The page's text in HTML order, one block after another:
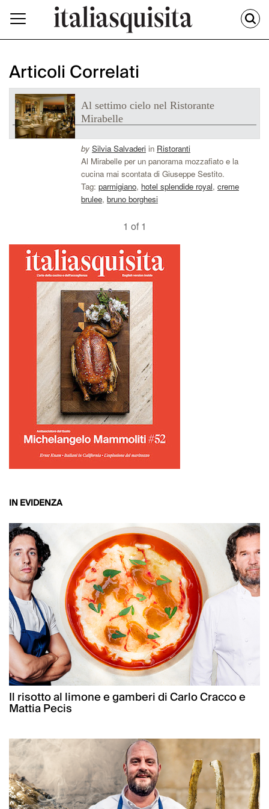
Articoli Correlati
Al settimo cielo nel Ristorante
Mirabelle
by Silvia Salvaderi in Ristoranti
Al Mirabelle per un panorama mozzafiato e la
cucina mai scontata di Giuseppe Sestito.
Tag: parmigiano, hotel splendide royal, creme
brulee, bruno borghesi
1 of 1
IN EVIDENZA
Il risotto al limone e gamberi di Carlo Cracco e
Mattia Pecis